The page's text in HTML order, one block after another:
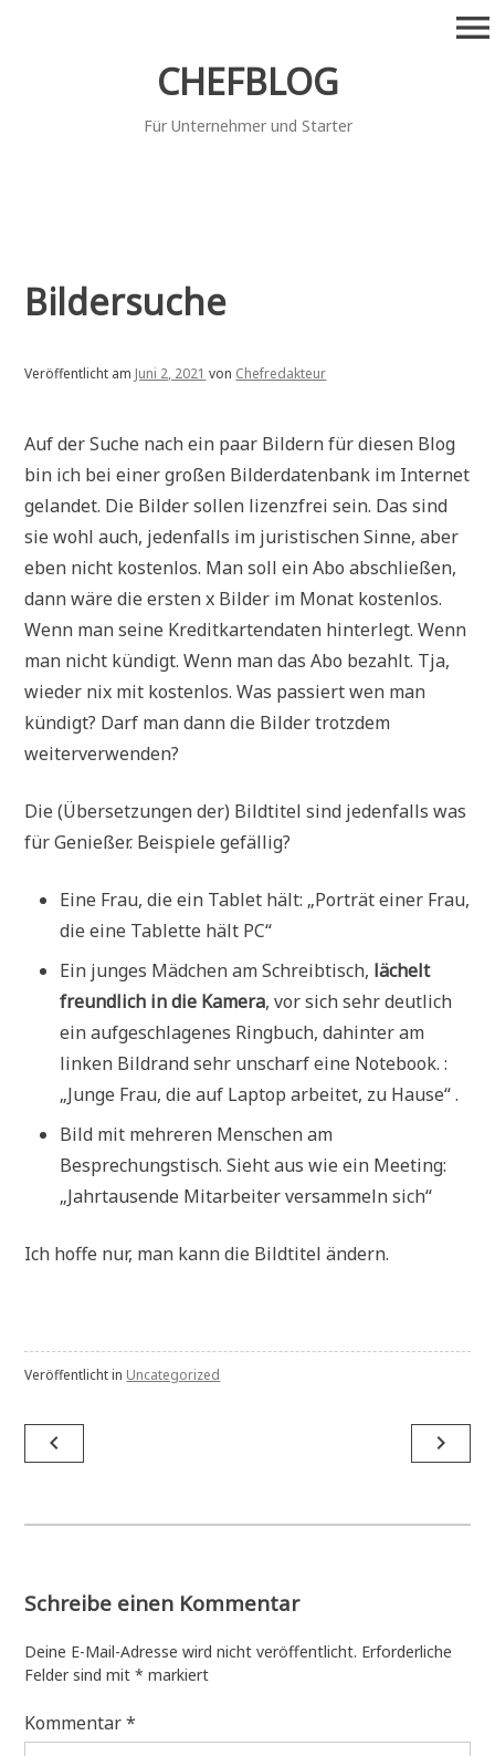
CHEFBLOG
Für Unternehmer und Starter
menu
Bildersuche
Veröffentlicht am Juni 2, 2021 von Chefredakteur
Auf der Suche nach ein paar Bildern für diesen Blog
bin ich bei einer großen Bilderdatenbank im Internet
gelandet. Die Bilder sollen lizenzfrei sein. Das sind
sie wohl auch, jedenfalls im juristischen Sinne, aber
eben nicht kostenlos. Man soll ein Abo abschließen,
dann wäre die ersten x Bilder im Monat kostenlos.
Wenn man seine Kreditkartendaten hinterlegt. Wenn
man nicht kündigt. Wenn man das Abo bezahlt. Tja,
wieder nix mit kostenlos. Was passiert wen man
kündigt? Darf man dann die Bilder trotzdem
weiterverwenden?
Die (Übersetzungen der) Bildtitel sind jedenfalls was
für Genießer. Beispiele gefällig?
Eine Frau, die ein Tablet hält: „Porträt einer Frau,
die eine Tablette hält PC“
Ein junges Mädchen am Schreibtisch, lächelt
freundlich in die Kamera, vor sich sehr deutlich
ein aufgeschlagenes Ringbuch, dahinter am
linken Bildrand sehr unscharf eine Notebook. :
„Junge Frau, die auf Laptop arbeitet, zu Hause“ .
Bild mit mehreren Menschen am
Besprechungstisch. Sieht aus wie ein Meeting:
„Jahrtausende Mitarbeiter versammeln sich“
Ich hoffe nur, man kann die Bildtitel ändern.
Veröffentlicht in Uncategorized
Beitrags-
Navigation
navigate_before navigate_next
Schreibe einen Kommentar
Deine E-Mail-Adresse wird nicht veröffentlicht. Erforderliche
Felder sind mit* markiert
Kommentar*